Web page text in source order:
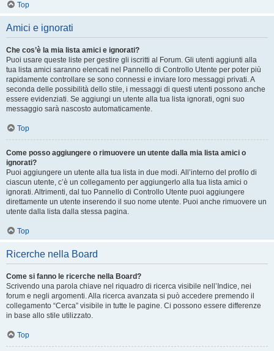
Top
Amici e ignorati
Che cos’è la mia lista amici e ignorati?
Puoi usare queste liste per gestire gli iscritti al Forum. Gli utenti aggiunti alla
tua lista amici saranno elencati nel Pannello di Controllo Utente per poter più
rapidamente controllare se sono connessi e inviare loro messaggi privati. A
seconda delle possibilità dello stile, i messaggi di questi utenti possono anche
essere evidenziati. Se aggiungi un utente alla tua lista ignorati, ogni suo
messaggio sarà nascosto automaticamente.
Top
Come posso aggiungere o rimuovere un utente dalla mia lista amici o
ignorati?
Puoi aggiungere un utente alla tua lista in due modi. All’interno del profilo di
ciascun utente, c’è un collegamento per aggiungerlo alla tua lista amici o
ignorati. Altrimenti, dal tuo Pannello di Controllo Utente puoi aggiungere
direttamente un utente inserendo il suo nome utente. Puoi anche rimuovere un
utente dalla lista dalla stessa pagina.
Top
Ricerche nella Board
Come si fanno le ricerche nella Board?
Scrivendo una parola chiave nel riquadro di ricerca visibile nell’Indice, nei
forum e negli argomenti. Alla ricerca avanzata si può accedere premendo il
collegamento “Cerca” visibile in tutte le pagine. Ci possono essere differenze
in base allo stile utilizzato.
Top